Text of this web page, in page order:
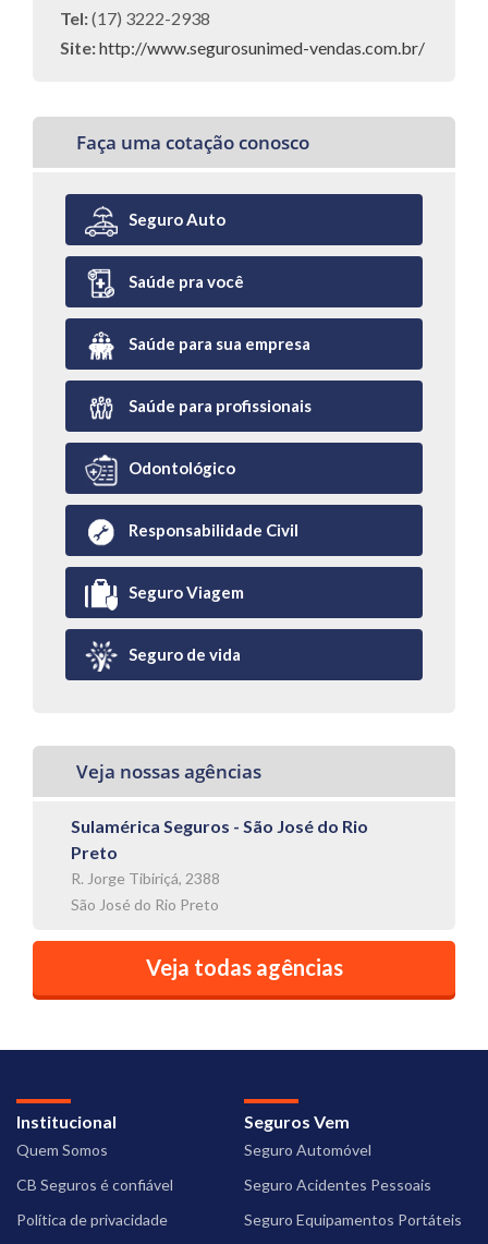
Tel:(17) 3222-2938
Site:http://www.segurosunimed-vendas.com.br/
Faça uma cotação conosco
Seguro Auto
Saúde pra você
Saúde para sua empresa
Saúde para profissionais
Odontológico
Responsabilidade Civil
Seguro Viagem
Seguro de vida
Veja nossas agências
Sulamérica Seguros - São José do Rio
Preto
R. Jorge Tibiriçá, 2388
São José do Rio Preto
Veja todas agências
Institucional
Quem Somos
CB Seguros é confiável
Política de privacidade
Seguros Vem
Seguro Automóvel
Seguro Acidentes Pessoais
Seguro Equipamentos Portáteis